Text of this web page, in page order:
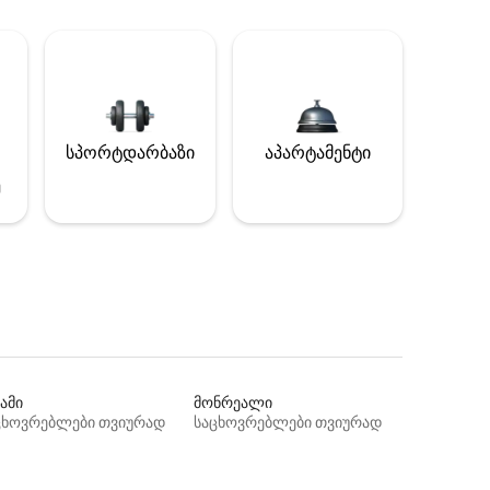
სპორტდარბაზი აპარტამენტი
თვიურად
მონრეალი
საცხოვრებლები თვიურად